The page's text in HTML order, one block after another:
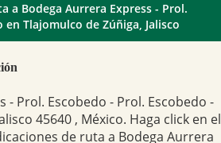
a Bodega Aurrera Express - Prol.
en Tlajomulco de Zúñiga, Jalisco
- Prol. Escobedo - Prol. Escobedo -
45640 , México. Haga click en el
de ruta a Bodega Aurrera